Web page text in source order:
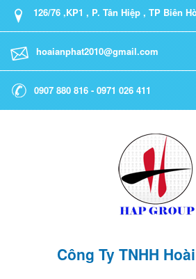
126/76 ,KP1 , P. Tân Hiệp , TP Biên
hoaianphat2010@gmail.com
0907 880 816 - 0971 026 411
Công Ty TNHH